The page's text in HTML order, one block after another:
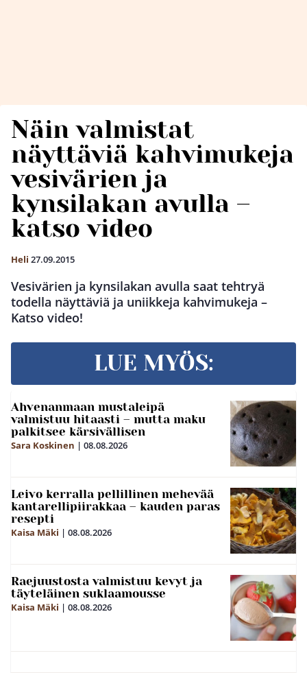
Näin valmistat
näyttäviä kahvimukeja
vesivärien ja
kynsilakan avulla –
katso video
Heli 27.09.2015
Vesivärien ja kynsilakan avulla saat tehtryä
todella näyttäviä ja uniikkeja kahvimukeja –
Katso video!
LUE MYÖS:
Ahvenanmaan mustaleipä
valmistuu hitaasti – mutta maku
palkitsee kärsivällisen
Sara Koskinen | 08.08.2026
Leivo kerralla pellillinen mehevää
kantarellipiirakkaa – kauden paras
resepti
Kaisa Mäki | 08.08.2026
Raejuustosta valmistuu kevyt ja
täyteläinen suklaamousse
Kaisa Mäki | 08.08.2026